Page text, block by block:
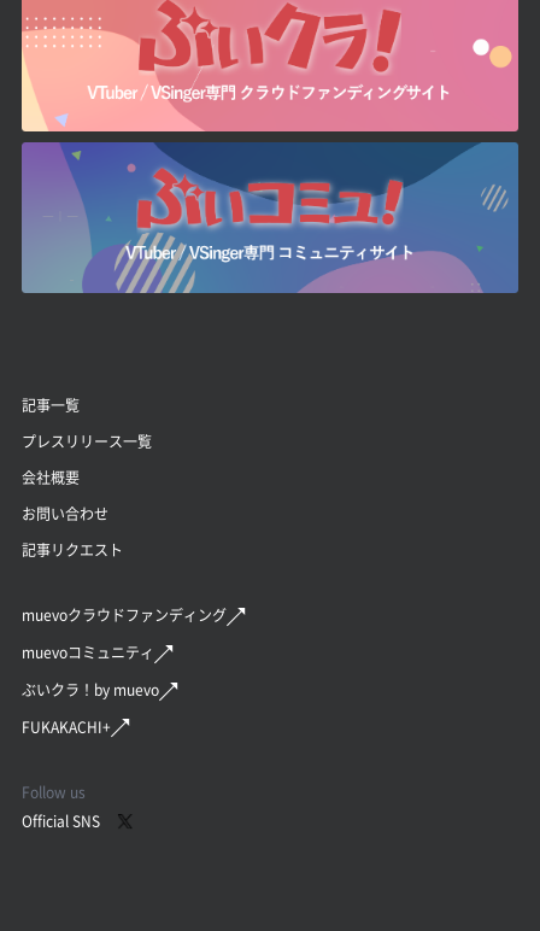
記事一覧
プレスリリース一覧
会社概要
お問い合わせ
記事リクエスト
muevoクラウドファンディング
muevoコミュニティ
ぶいクラ！by muevo
FUKAKACHI+
Follow us
Official SNS